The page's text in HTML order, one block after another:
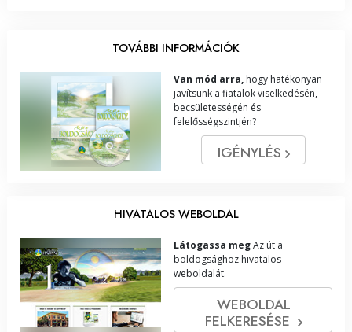
TOVÁBBI INFORMÁCIÓK
Van mód arra, hogy hatékonyan
javítsunk a fiatalok viselkedésén,
becsületességén és
felelősségszintjén?
IGÉNYLÉS
HIVATALOS WEBOLDAL
Látogassa megAz út a
boldogsághoz hivatalos
weboldalát.
WEBOLDAL
FELKERESÉSE